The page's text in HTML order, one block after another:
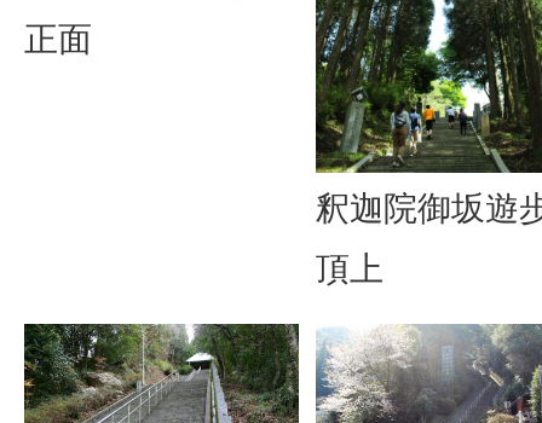
正面
釈迦院御坂遊
頂上